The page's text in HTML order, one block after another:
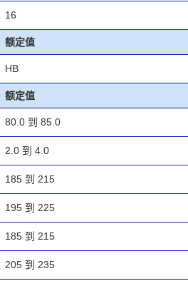
16
额定值
HB
额定值
80.0 到 85.0
2.0 到 4.0
185 到 215
195 到 225
185 到 215
205 到 235